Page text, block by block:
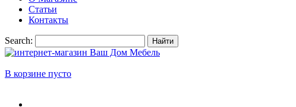
Статьи
Контакты
Search: Найти
В корзине пусто